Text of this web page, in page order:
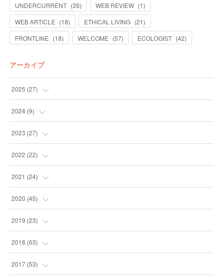
UNDERCURRENT (26) WEB REVIEW (1)
WEB ARTICLE (18) ETHICAL LIVING (21)
FRONTLINE (18) WELCOME (57) ECOLOGIST (42)
アーカイブ
2025 (27)
( 13)
(14 )
2024(9)
(4
(5
2023 (27)
(10 )
(9
(4
(4
2022 (22)
(4
(4
(7
(2
2021 (24)
(10 )
(3
(4
(5
2020 (45)
(6
(10 )
(12
2019 (23)
(6
(6
2018 (63)
(4
2017(53)